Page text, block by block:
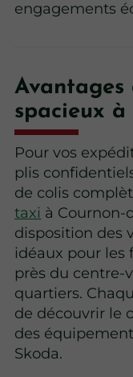
engagements
Avantages
spacieux à
Pour vos
plis
de colis
taxi à Cournon-
disposition des
idéaux pour les
près du centre-
quartiers.
de découvrir le
des
Skoda.